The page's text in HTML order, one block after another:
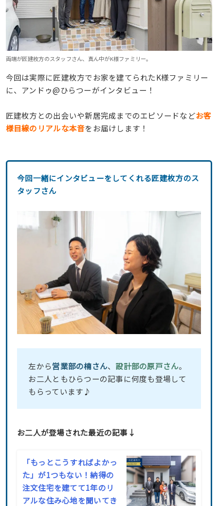
両端が匠建枚方のスタッフさん、真ん中がK様ファミリー。
今回は実際に匠建枚方でお家を建てられたK様ファミリー
に、アンドゥ@ひらつーがインタビュー！
匠建枚方との出会いや新居完成までのエピソードなどお客
様目線のリアルな本音をお届けします！
今回一緒にインタビューをしてくれる匠建枚方のス
タッフさん
左から営業部の楠さん、 設計部の原戸さん。
お二人ともひらつーの記事に何度も登場して
もらっています♪
お二人が登場された最近の記事↓
「もっとこうすればよかっ
た」が1つもない！納得の
注文住宅を建てて1年のリ
アルな住み心地を聞いてき